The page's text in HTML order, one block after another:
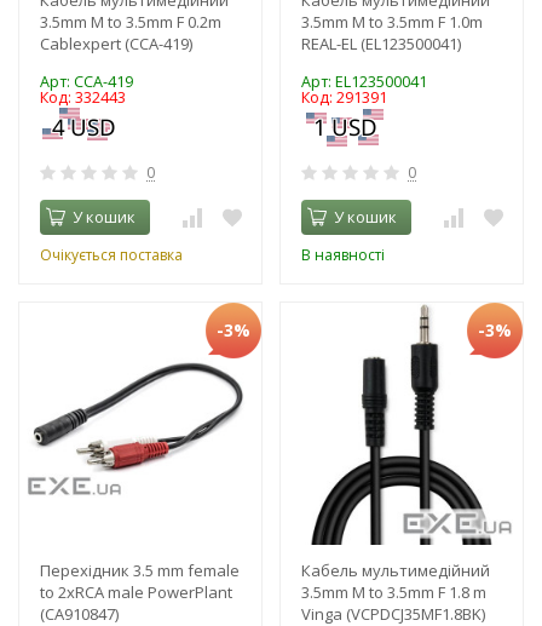
3.5mm M to 3.5mm F 0.2m
Cablexpert (CCA-419)
Арт: CCA-419
Код: 332443
0
У кошик
Очікується поставка
3.5mm M to 3.5mm F 1.0m
REAL-EL (EL123500041)
Арт: EL123500041
Код: 291391
0
У кошик
В наявності
-3%
Перехідник 3.5 mm female
to 2хRCA male PowerPlant
(CA910847)
-3%
Кабель мультимедійний
3.5mm M to 3.5mm F 1.8 m
Vinga (VCPDCJ35MF1.8BK)